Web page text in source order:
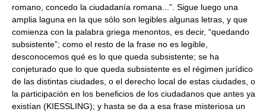
romano, concedo la ciudadanía romana...”. Sigue luego una
amplia laguna en la que sólo son legibles algunas letras, y que
comienza con la palabra griega menontos, es decir, “quedando
subsistente”; como el resto de la frase no es legible,
desconocemos qué es lo que queda subsistente; se ha
conjeturado que lo que queda subsistente es el régimen jurídico
de las distintas ciudades, o el derecho local de estas ciudades, o
la participación en los beneficios de los ciudadanos que antes ya
existían (KIESSLING); y hasta se da a esa frase misteriosa un